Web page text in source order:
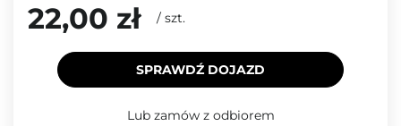
22,00 zł / szt.
SPRAWDŹ DOJAZD
Lub zamów z odbiorem